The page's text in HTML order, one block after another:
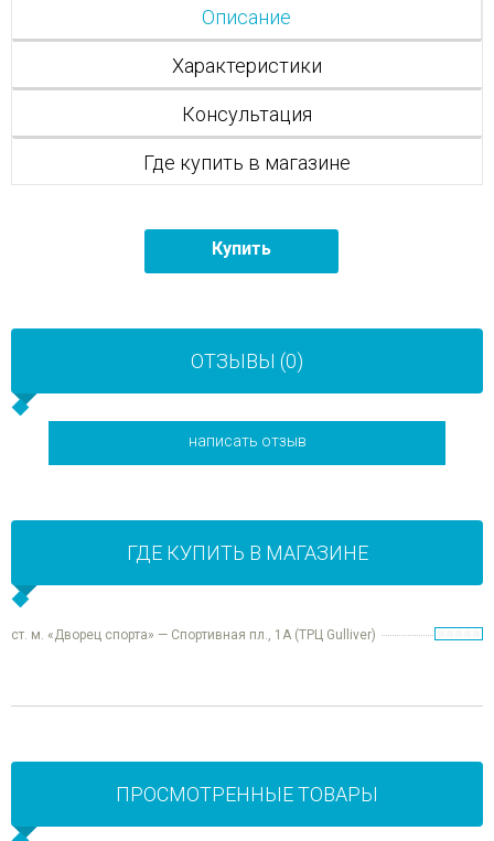
Описание
Характеристики
Консультация
Где купить в магазине
Купить
ОТЗЫВЫ (0)
написать отзыв
ГДЕ КУПИТЬ В МАГАЗИНЕ
ст. м. «Дворец спорта» — Спортивная пл., 1А (ТРЦ Gulliver)
ПРОСМОТРЕННЫЕ ТОВАРЫ